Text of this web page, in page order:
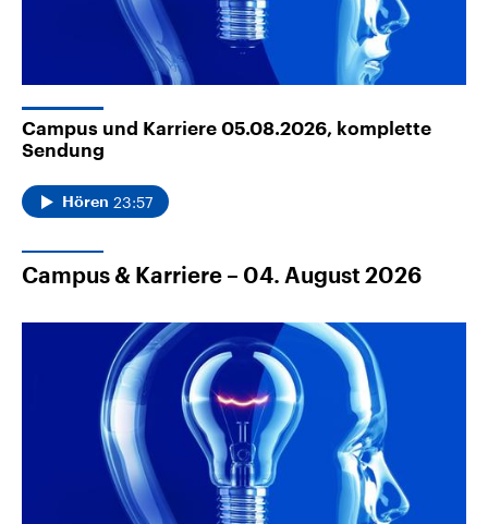
Campus und Karriere 05.08.2026, komplette
Sendung
Hören 23:57
Campus & Karriere – 04. August 2026